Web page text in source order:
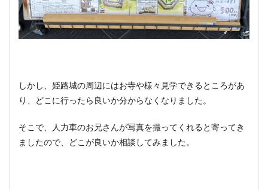
しかし、姫路城の周辺にはお寺や様々見学できるところがあ
り、どこに行ったら良いか分からなくなりました。
そこで、人力車のお兄さんが写真を撮ってくれると寄ってき
ましたので、どこが良いか相談してみました。